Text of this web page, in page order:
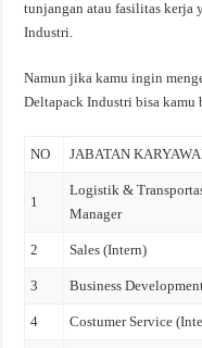
tunjangan atau fasilitas kerja
Industri.
Namun jika kamu ingin
Deltapack Industri bisa
NO JABATAN
1
Logistik &
Manager
2 Sales (Intern)
3 Business
4 Costumer Service